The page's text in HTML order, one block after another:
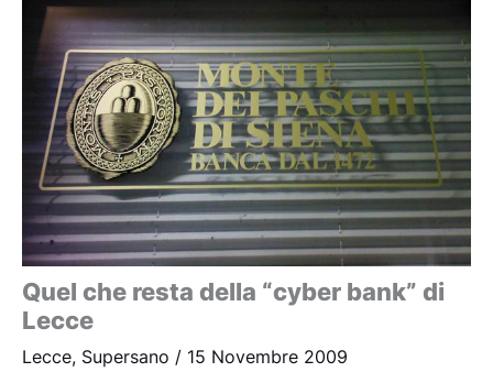
Quel che resta della “cyber bank” di
Lecce
Lecce, Supersano / 15 Novembre 2009